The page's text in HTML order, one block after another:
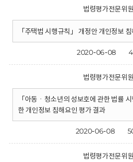
법령평가전문위
「주택법 시행규칙」 개정안 개인정보
2020-06-08
법령평가전문위
「아동ㆍ청소년의 성보호에 관한 법률
한 개인정보 침해요인 평가 결과
2020-06-08
법령평가전문위